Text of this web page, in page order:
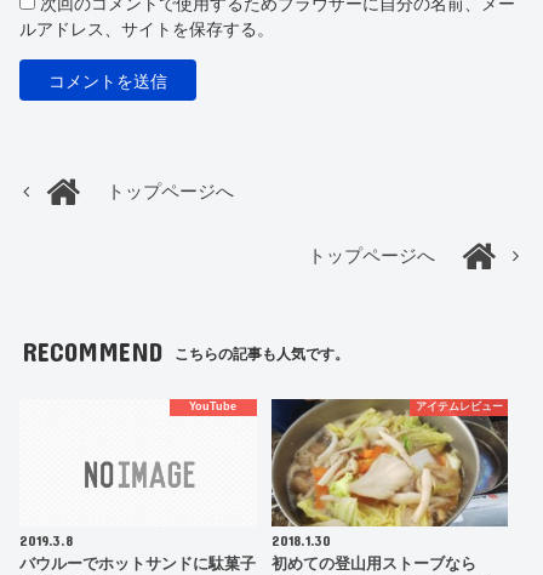
ルアドレス、サイトを保存する。
トップページへ
トップページへ
RECOMMEND こちらの記事も人気です。
YouTube
2019.3.8
バウルーでホットサンドに駄菓子
アイテムレビュー
2018.1.30
初めての登山用ストーブなら